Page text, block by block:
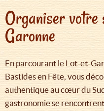
Organiser
Garonne
En parcourant le Lot-et-
Bastides en Fête, vous
authentique au cœur du
gastronomie se